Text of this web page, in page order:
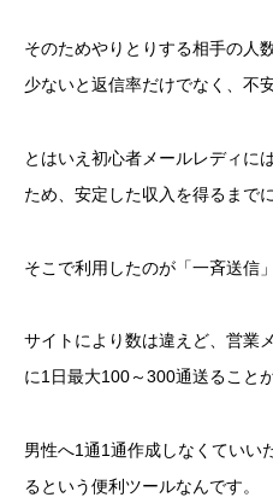
そのためやりとりする相手の人
少ないと返信率だけでなく、不
とはいえ初心者メールレディに
ため、安定した収入を得るまで
そこで利用したのが「一斉送信」
サイトにより数は違えど、営業
に1日最大100～300通送ること
男性へ1通1通作成しなくていい
るという便利ツールなんです。